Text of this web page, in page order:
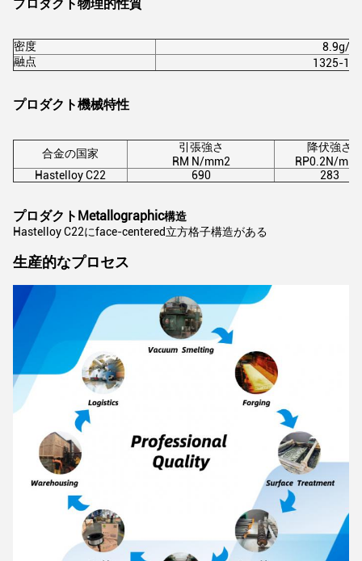
プロダクト物理的性質
密度
8.9g/
融点
1325-
プロダクト機械特性
合金の国家
引張強さ
RM N/mm2
降伏強さ
RP0.2N/
Hastelloy C22
690 283
プロダクトMetallographic構造
Hastelloy C22にface-centered立方格子構造がある
生産的なプロセス